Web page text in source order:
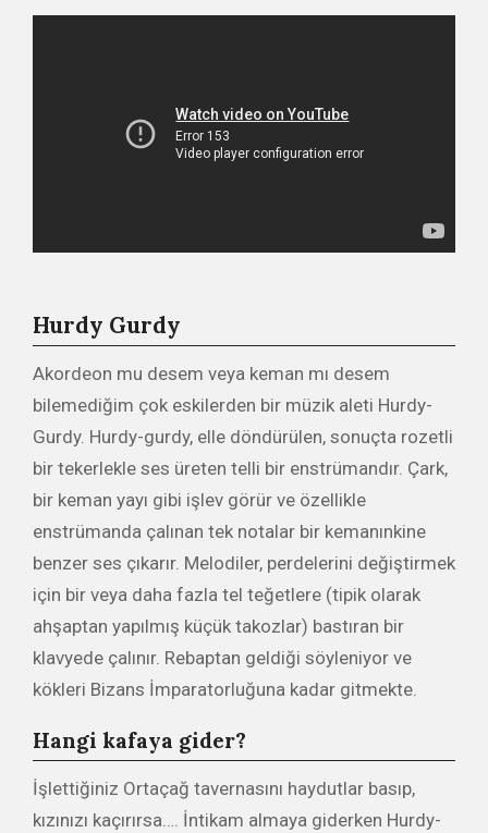
Hurdy Gurdy
Akordeon mu desem veya keman mı desem
bilemediğim çok eskilerden bir müzik aleti Hurdy-
Gurdy. Hurdy-gurdy, elle döndürülen, sonuçta rozetli
bir tekerlekle ses üreten telli bir enstrümandır. Çark,
bir keman yayı gibi işlev görür ve özellikle
enstrümanda çalınan tek notalar bir kemanınkine
benzer ses çıkarır. Melodiler, perdelerini değiştirmek
için bir veya daha fazla tel teğetlere (tipik olarak
ahşaptan yapılmış küçük takozlar) bastıran bir
klavyede çalınır. Rebaptan geldiği söyleniyor ve
kökleri Bizans İmparatorluğuna kadar gitmekte.
Hangi kafaya gider?
İşlettiğiniz Ortaçağ tavernasını haydutlar basıp,
kızınızı kaçırırsa…. İntikam almaya giderken Hurdy-